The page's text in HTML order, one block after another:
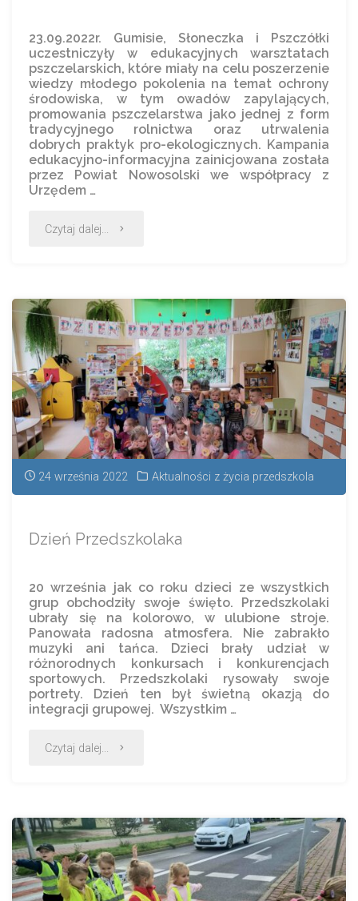
23.09.2022r. Gumisie, Słoneczka i Pszczółki
uczestniczyły w edukacyjnych warsztatach
pszczelarskich, które miały na celu poszerzenie
wiedzy młodego pokolenia na temat ochrony
środowiska, w tym owadów zapylających,
promowania pszczelarstwa jako jednej z form
tradycyjnego rolnictwa oraz utrwalenia
dobrych praktyk pro-ekologicznych. Kampania
edukacyjno-informacyjna zainicjowana została
przez Powiat Nowosolski we współpracy z
Urzędem …
Czytaj dalej...
24 września 2022 Aktualności z życia przedszkola
Dzień Przedszkolaka
20 września jak co roku dzieci ze wszystkich
grup obchodziły swoje święto. Przedszkolaki
ubrały się na kolorowo, w ulubione stroje.
Panowała radosna atmosfera. Nie zabrakło
muzyki ani tańca. Dzieci brały udział w
różnorodnych konkursach i konkurencjach
sportowych. Przedszkolaki rysowały swoje
portrety. Dzień ten był świetną okazją do
integracji grupowej. Wszystkim …
Czytaj dalej...